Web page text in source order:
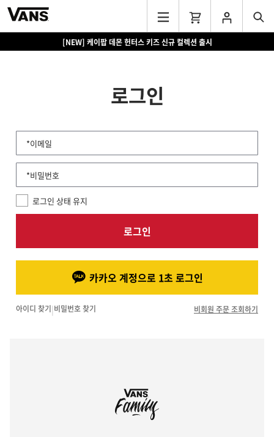
[NEW] 케이팝 데몬 헌터스 키즈 신규 컬렉션 출시
로그인
*이메일
*비밀번호
로그인 상태 유지
로그인
카카오 계정으로 1초 로그인
아이디 찾기|비밀번호 찾기 비회원 주문 조회하기